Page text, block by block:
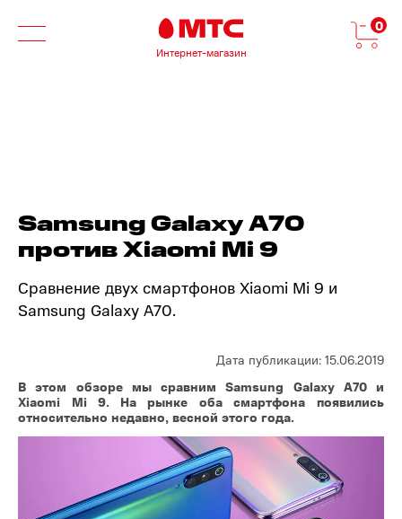
Интернет-магазин
0
Samsung Galaxy A70
против Xiaomi Mi 9
Сравнение двух смартфонов Xiaomi Mi 9 и
Samsung Galaxy A70.
Дата публикации: 15.06.2019
В этом обзоре мы сравним Samsung Galaxy A70 и
Xiaomi Mi 9. На рынке оба смартфона появились
относительно недавно, весной этого года.